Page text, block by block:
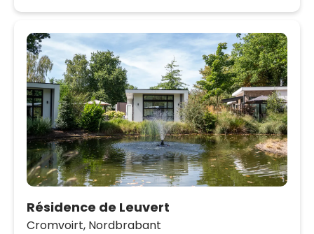
Résidence de Leuvert
Cromvoirt, Nordbrabant